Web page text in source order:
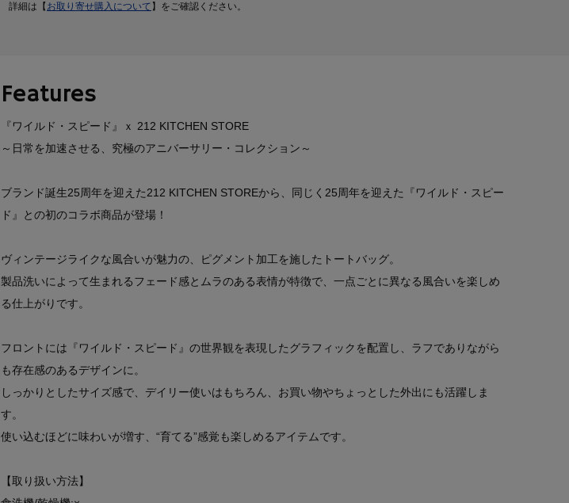
詳細は【 お取り寄せ購入について 】をご確認ください。
Features
『ワイルド・スピード』ｘ 212 KITCHEN STORE
～日常を加速させる、究極のアニバーサリー・コレクション～
ブランド誕生25周年を迎えた212 KITCHEN STOREから、同じく25周年を迎えた『ワイルド・スピー
ド』との初のコラボ商品が登場！
ヴィンテージライクな風合いが魅力の、ピグメント加工を施したトートバッグ。
製品洗いによって生まれるフェード感とムラのある表情が特徴で、一点ごとに異なる風合いを楽しめ
る仕上がりです。
フロントには『ワイルド・スピード』の世界観を表現したグラフィックを配置し、ラフでありながら
も存在感のあるデザインに。
しっかりとしたサイズ感で、デイリー使いはもちろん、お買い物やちょっとした外出にも活躍しま
す。
使い込むほどに味わいが増す、“育てる”感覚も楽しめるアイテムです。
【取り扱い方法】